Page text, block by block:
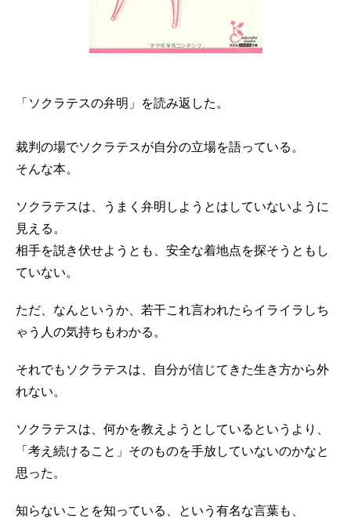
「ソクラテスの弁明」を読み返した。
裁判の場でソクラテスが自分の立場を語っている。
そんな本。
ソクラテスは、うまく弁明しようとはしていないように
見える。
相手を説き伏せようとも、安全な着地点を探そうともし
ていない。
ただ、なんというか、若干これ言われたらイライラしち
ゃう人の気持ちもわかる。
それでもソクラテスは、自分が信じてきた生き方から外
れない。
ソクラテスは、何かを教えようとしているというより、
「考え続けること」そのものを手放していないのかなと
思った。
知らないことを知っている、という有名な言葉も、